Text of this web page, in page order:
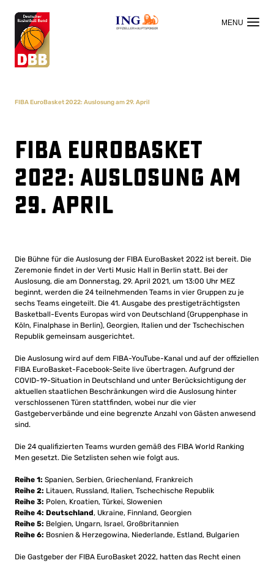
OFFIZIELLER HAUPTSPONSOR
FIBA EuroBasket 2022: Auslosung am 29. April
FIBA EuroBasket
2022: Auslosung am
29. April
Die Bühne für die Auslosung der FIBA ​​EuroBasket 2022 ist bereit. Die
Zeremonie findet in der Verti Music Hall in Berlin statt. Bei der
Auslosung, die am Donnerstag, 29. April 2021, um 13:00 Uhr MEZ
beginnt, werden die 24 teilnehmenden Teams in vier Gruppen zu je
sechs Teams eingeteilt. Die 41. Ausgabe des prestigeträchtigsten
Basketball-Events Europas wird von Deutschland (Gruppenphase in
Köln, Finalphase in Berlin), Georgien, Italien und der Tschechischen
Republik gemeinsam ausgerichtet.
Die Auslosung wird auf dem FIBA-YouTube-Kanal und auf der offiziellen
FIBA ​​EuroBasket-Facebook-Seite live übertragen. Aufgrund der
COVID-19-Situation in Deutschland und unter Berücksichtigung der
aktuellen staatlichen Beschränkungen wird die Auslosung hinter
verschlossenen Türen stattfinden, wobei nur die vier
Gastgeberverbände und eine begrenzte Anzahl von Gästen anwesend
sind.
Die 24 qualifizierten Teams wurden gemäß des FIBA ​​World Ranking
Men gesetzt. Die Setzlisten sehen wie folgt aus.
Reihe 1: Spanien, Serbien, Griechenland, Frankreich
Reihe 2: Litauen, Russland, Italien, Tschechische Republik
Reihe 3: Polen, Kroatien, Türkei, Slowenien
Reihe 4: Deutschland, Ukraine, Finnland, Georgien
Reihe 5: Belgien, Ungarn, Israel, Großbritannien
Reihe 6: Bosnien & Herzegowina, Niederlande, Estland, Bulgarien
Die Gastgeber der FIBA EuroBasket 2022, hatten das Recht einen